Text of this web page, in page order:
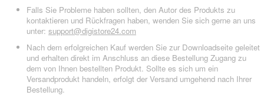
Falls Sie Probleme haben sollten, den Autor des Produkts zu
kontaktieren und Rückfragen haben, wenden Sie sich gerne an uns
unter: support@digistore24.com
Nach dem erfolgreichen Kauf werden Sie zur Downloadseite geleitet
und erhalten direkt im Anschluss an diese Bestellung Zugang zu
dem von Ihnen bestellten Produkt. Sollte es sich um ein
Versandprodukt handeln, erfolgt der Versand umgehend nach Ihrer
Bestellung.